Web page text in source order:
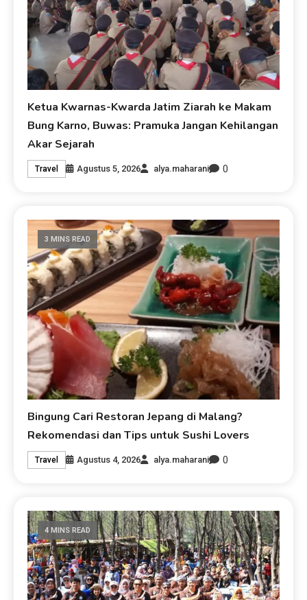
Ketua Kwarnas-Kwarda Jatim Ziarah ke Makam
Bung Karno, Buwas: Pramuka Jangan Kehilangan
Akar Sejarah
Travel Agustus 5, 2026 alya.maharani 0
3 MINS READ
Bingung Cari Restoran Jepang di Malang?
Rekomendasi dan Tips untuk Sushi Lovers
Travel Agustus 4, 2026 alya.maharani 0
4 MINS READ